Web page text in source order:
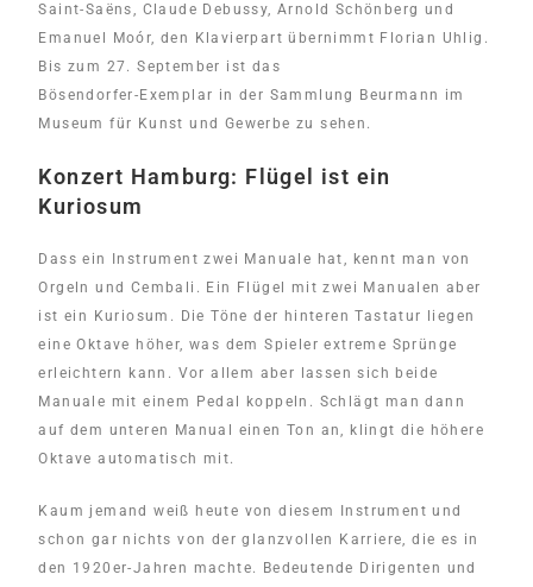
Saint-Saëns, Claude Debussy, Arnold Schönberg und
Emanuel Moór, den Klavierpart übernimmt Florian Uhlig.
Bis zum 27. September ist das
Bösendorfer-Exemplar in der Sammlung Beurmann im
Museum für Kunst und Gewerbe zu sehen.
Konzert Hamburg: Flügel ist ein
Kuriosum
Dass ein Instrument zwei Manuale hat, kennt man von
Orgeln und Cembali. Ein Flügel mit zwei Manualen aber
ist ein Kuriosum. Die Töne der hinteren Tastatur liegen
eine Oktave höher, was dem Spieler extreme Sprünge
erleichtern kann. Vor allem aber lassen sich beide
Manuale mit einem Pedal koppeln. Schlägt man dann
auf dem unteren Manual einen Ton an, klingt die höhere
Oktave automatisch mit.
Kaum jemand weiß heute von diesem Instrument und
schon gar nichts von der glanzvollen Karriere, die es in
den 1920er-Jahren machte. Bedeutende Dirigenten und